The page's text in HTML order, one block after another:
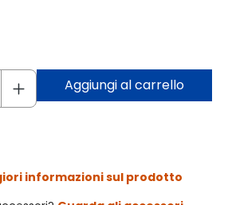
Aggiungi al carrello
informazioni sul prodotto